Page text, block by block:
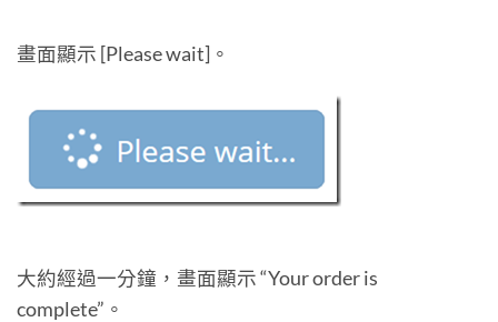
畫面顯示 [Please wait]。
大約經過一分鐘，畫面顯示 “Your order is
complete”。